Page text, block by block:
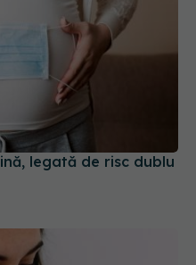
legată de risc dublu